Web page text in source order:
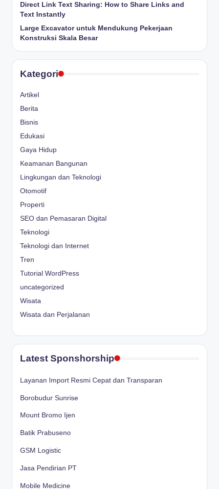
Direct Link Text Sharing: How to Share Links and
Text Instantly
Large Excavator untuk Mendukung Pekerjaan
Konstruksi Skala Besar
Kategori
Artikel
Berita
Bisnis
Edukasi
Gaya Hidup
Keamanan Bangunan
Lingkungan dan Teknologi
Otomotif
Properti
SEO dan Pemasaran Digital
Teknologi
Teknologi dan Internet
Tren
Tutorial WordPress
uncategorized
Wisata
Wisata dan Perjalanan
Latest Sponshorship
Layanan Import Resmi Cepat dan Transparan
Borobudur Sunrise
Mount Bromo Ijen
Batik Prabuseno
GSM Logistic
Jasa Pendirian PT
Mobile Medicine